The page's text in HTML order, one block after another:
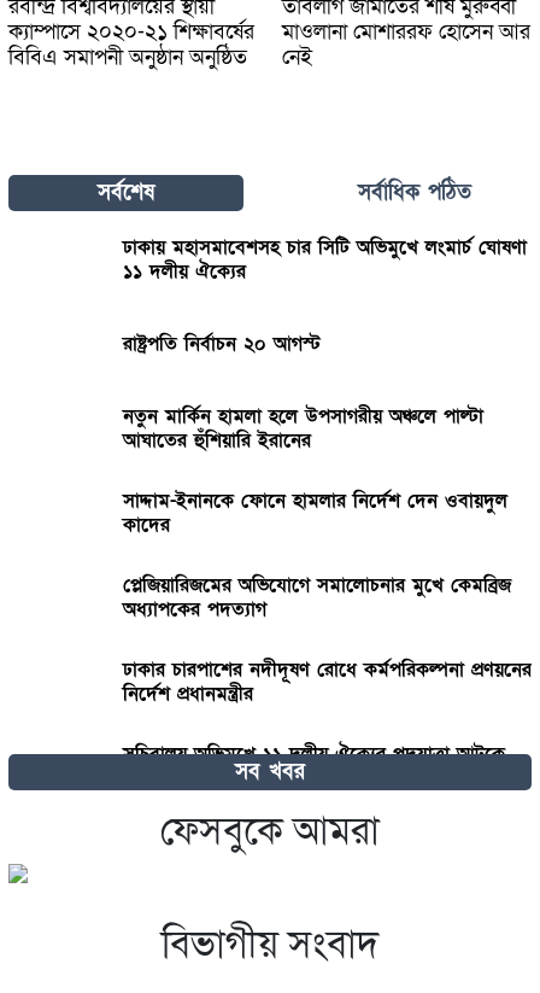
রবীন্দ্র বিশ্ববিদ্যালয়ের স্থায়ী
ক্যাম্পাসে ২০২০-২১ শিক্ষাবর্ষের
বিবিএ সমাপনী অনুষ্ঠান অনুষ্ঠিত
তাবলীগ জামাতের শীর্ষ মুরুব্বী
মাওলানা মোশাররফ হোসেন আর
নেই
সর্বশেষ সর্বাধিক পঠিত
ঢাকায় মহাসমাবেশসহ চার সিটি অভিমুখে লংমার্চ ঘোষণা
১১ দলীয় ঐক্যের
রাষ্ট্রপতি নির্বাচন ২০ আগস্ট
নতুন মার্কিন হামলা হলে উপসাগরীয় অঞ্চলে পাল্টা
আঘাতের হুঁশিয়ারি ইরানের
সাদ্দাম-ইনানকে ফোনে হামলার নির্দেশ দেন ওবায়দুল
কাদের
প্লেজিয়ারিজমের অভিযোগে সমালোচনার মুখে কেমব্রিজ
অধ্যাপকের পদত্যাগ
ঢাকার চারপাশের নদীদূষণ রোধে কর্মপরিকল্পনা প্রণয়নের
নির্দেশ প্রধানমন্ত্রীর
সচিবালয় অভিমুখে ১১ দলীয় ঐক্যের পদযাত্রা আটকে
অজানা বাংলাদেশকে নিয়ে রোমাঞ্চিত হ্যাজলউড
সব খবর
ফেসবুকে আমরা
বিভাগীয় সংবাদ